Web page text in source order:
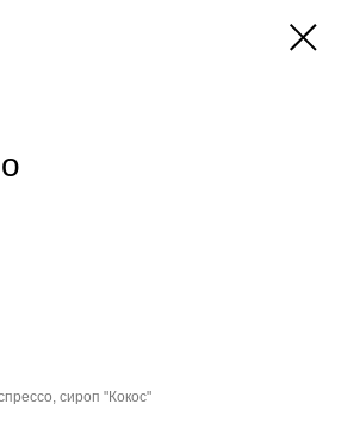
сироп "Кокос"